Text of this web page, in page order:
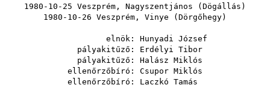
1980-10-25 Veszprém, Nagyszentjános (Dögállás)
1980-10-26 Veszprém, Vinye (Dörgőhegy)
elnök: Hunyadi József
pályakitűző: Erdélyi Tibor
pályakitűző: Halász Miklós
ellenőrzőbíró: Csupor Miklós
ellenőrzőbíró: Laczkó Tamás